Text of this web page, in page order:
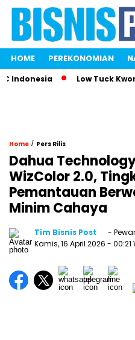
HOME PEREKONOMIAN
Low Tuck
Home / Pers Rilis
Dahua
WizColor 2.0,
Pemantauan
Minim Cahaya
Tim Bisnis Post
-
Kamis, 16 April 2026 - 00:21